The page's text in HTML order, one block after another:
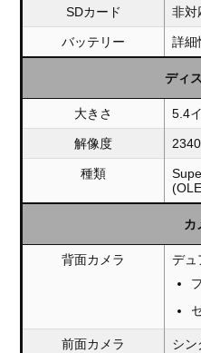
SDカード 非対
バッテリー 詳細
ディ
大きさ 5.4
解像度
種類
カ
背面カメラ
デュ
前面カメラ
シン